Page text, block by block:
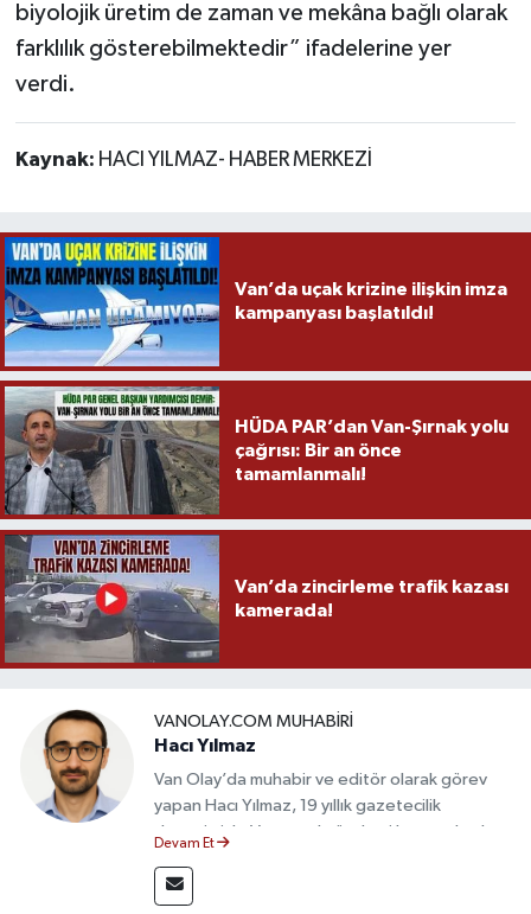
biyolojik üretim de zaman ve mekâna bağlı olarak
farklılık gösterebilmektedir” ifadelerine yer
verdi.
Kaynak: HACI YILMAZ- HABER MERKEZİ
Van’da uçak krizine ilişkin imza
kampanyası başlatıldı!
HÜDA PAR’dan Van-Şırnak yolu
çağrısı: Bir an önce
tamamlanmalı!
Van’da zincirleme trafik kazası
kamerada!
VANOLAY.COM MUHABIRI
Hacı Yılmaz
Van Olay’da muhabir ve editör olarak görev
yapan Hacı Yılmaz, 19 yıllık gazetecilik
deneyimiyle Van yerel gündemi başta olmak
takip etmektedir. Editoryal sürece katkı sunan
Yılmaz, tarafsızlık, doğruluk ve etik ilkeler
Devam Et